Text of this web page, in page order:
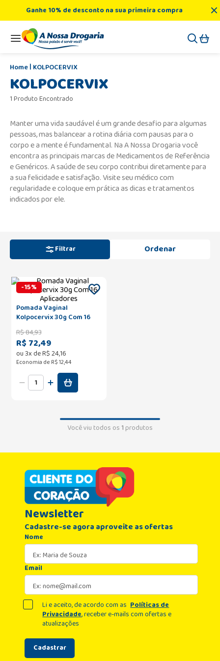
Ganhe 10% de desconto na sua primeira compra
KOLPOCERVIX
KOLPOCERVIX
1 Produto Encontrado
Manter uma vida saudável é um grande desafio para algumas
pessoas, mas balancear a rotina diária com pausas para o
corpo e a mente é fundamental. Na A Nossa Drogaria você
encontra as principais marcas de Medicamentos de Referência
e Genéricos. A saúde de seu corpo contribui diretamente para
a sua felicidade e satisfação. Visite seu médico com
regularidade e coloque em prática as dicas e tratamentos
indicados por ele.
Filtrar
-15%
Pomada Vaginal
Kolpocervix 30g Com 16
Aplicadores
R$84,93
R$ 72,49
ou3x deR$24,16
Economia de R$ 12,44
Você viu todos os1produtos
Newsletter
Cadastre-se agora aproveite as ofertas
Nome
Email
Cadastrar
Li e aceito, de acordo com as Políticas de
Privacidade, receber e-mails com ofertas e
atualizações